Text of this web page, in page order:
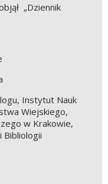
„Dziennik
Instytut Nauk
Wiejskiego,
w Krakowie,
Bibliologii